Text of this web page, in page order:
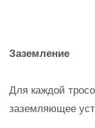
Заземление
Для каждой
заземляющее